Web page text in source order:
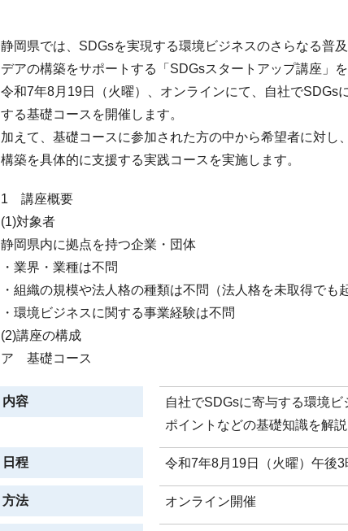
静岡県では、SDGsを実現する環境ビジネスのさらなる普
デアの構築をサポートする「SDGsスタートアップ講座」を
令和7年8月19日（火曜）、オンラインにて、自社でSDGs
する基礎コースを開催します。
加えて、基礎コースに参加された方の中から希望者に対
構築を具体的に支援する実践コースを実施します。
1 講座概要
(1)対象者
静岡県内に拠点を持つ企業・団体
・業界・業種は不問
・組織の規模や法人格の種類は不問（法人格を未取得でも
・環境ビジネスに関する事業経験は不問
(2)講座の構成
ア 基礎コース
内容
自社でSDGsに寄与する環境
ポイントなどの基礎知識を解説
日程 令和7年8月19日（火曜）午後
方法 オンライン開催